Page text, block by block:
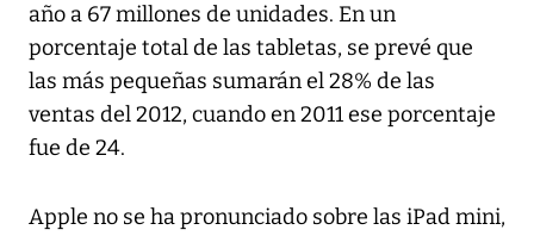
año a 67 millones de unidades. En un
porcentaje total de las tabletas, se prevé que
las más pequeñas sumarán el 28% de las
ventas del 2012, cuando en 2011 ese porcentaje
fue de 24.
Apple no se ha pronunciado sobre las iPad mini,